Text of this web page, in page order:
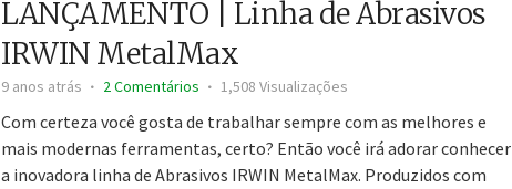
LANÇAMENTO | Linha de Abrasivos
IRWIN MetalMax
9 anos atrás 2 Comentários 1,508 Visualizações
Com certeza você gosta de trabalhar sempre com as melhores e
mais modernas ferramentas, certo? Então você irá adorar conhecer
a inovadora linha de Abrasivos IRWIN MetalMax. Produzidos com